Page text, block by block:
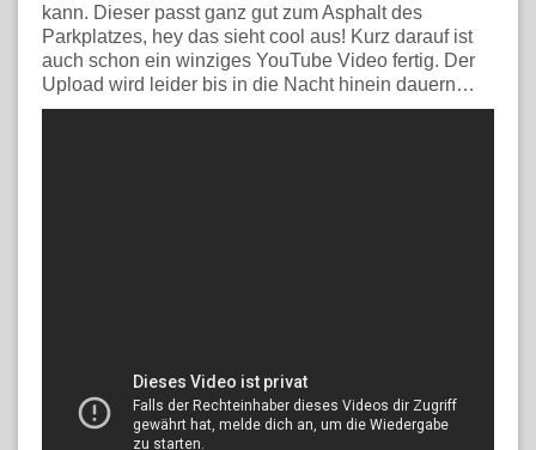
kann. Dieser passt ganz gut zum Asphalt des
Parkplatzes, hey das sieht cool aus! Kurz darauf ist
auch schon ein winziges YouTube Video fertig. Der
Upload wird leider bis in die Nacht hinein dauern…